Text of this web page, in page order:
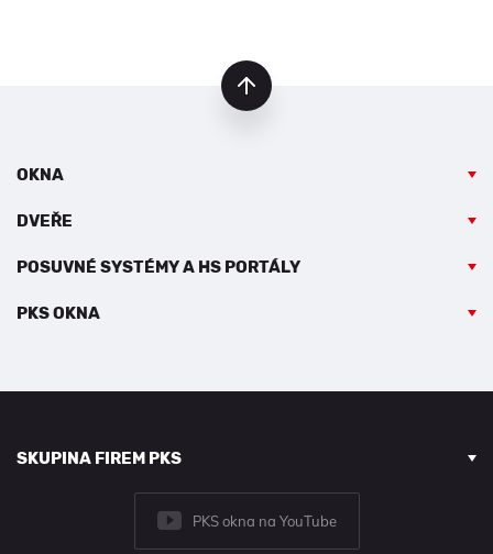
OKNA
DVEŘE
POSUVNÉ SYSTÉMY A HS PORTÁLY
PKS OKNA
SKUPINA FIREM PKS
PKS okna na YouTube